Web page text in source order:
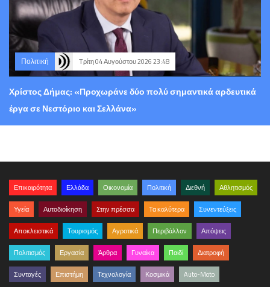
Πολιτική Τρίτη 04 Αυγούστου 2026 23:48
Χρίστος Δήμας: «Προχωράνε δύο πολύ σημαντικά αρδευτικά
έργα σε Νεστόριο και Σελλάνα»
Επικαιρότητα Ελλάδα Οικονομία Πολιτική Διεθνή Αθλητισμός
Υγεία Αυτοδιοίκηση Στην πρέσσα Τα καλύτερα Συνεντεύξεις
Αποκλειστικά Τουρισμός Αγροτικά Περιβάλλον Απόψεις
Πολιτισμός Εργασία Άρθρα Γυναίκα Παιδί Διατροφή
Συνταγές Επιστήμη Τεχνολογία Κοσμικά Auto-Moto